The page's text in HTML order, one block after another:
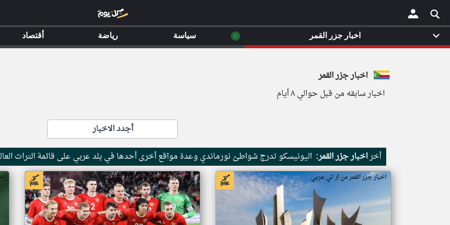
×
اخبار جزر القمر
اخبار سابقه من قبل حوالي ٨ أيام
أجدد الاخبار
أخراخبار جزر القمر: اليونيسكو تدرج شواطئ نورماندي وعدة مواقع أخرى أحدها في بلد عربي على قائمة التراث
اخبار جزر القمر من ار تي عربي اخبار جزر القمر من ار تي عربي
اخبار جزر القمر ◉ سياسة رياضة أقتصاد